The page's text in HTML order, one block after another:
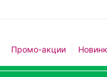
Промо-акции